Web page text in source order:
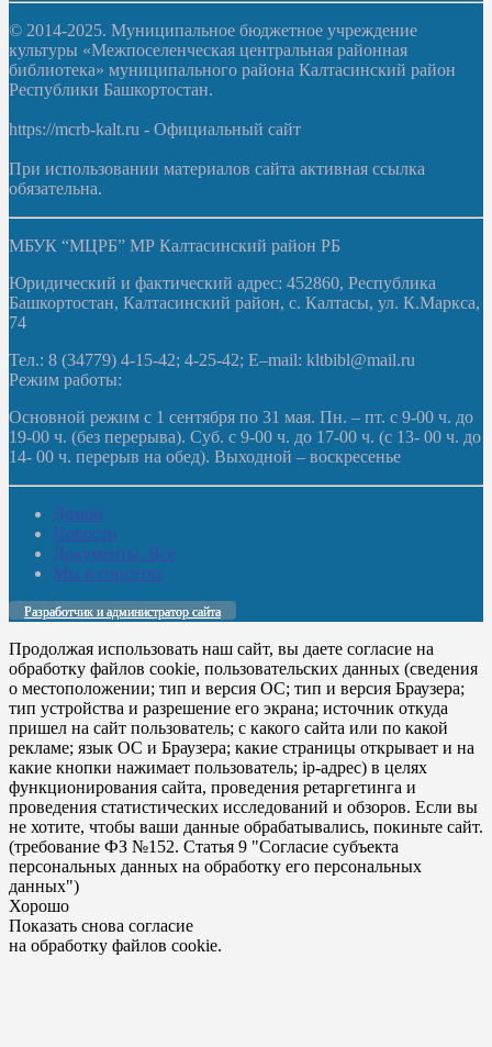
© 2014-2025. Муниципальное бюджетное учреждение
культуры «Межпоселенческая центральная районная
библиотека» муниципального района Калтасинский район
Республики Башкортостан.
https://mcrb-kalt.ru - Официальный сайт
При использовании материалов сайта активная ссылка
обязательна.
МБУК “МЦРБ” МР Калтасинский район РБ
Юридический и фактический адрес: 452860, Республика
Башкортостан, Калтасинский район, с. Калтасы, ул. К.Маркса,
74
Тел.: 8 (34779) 4-15-42; 4-25-42; E–mail: kltbibl@mail.ru
Режим работы:
Основной режим с 1 сентября по 31 мая. Пн. – пт. с 9-00 ч. до
19-00 ч. (без перерыва). Суб. с 9-00 ч. до 17-00 ч. (с 13- 00 ч. до
14- 00 ч. перерыв на обед). Выходной – воскресенье
Домой
Новости
Документы. Все
Мы в соцсетях
Разработчик и администратор сайта
Продолжая использовать наш сайт, вы даете согласие на
обработку файлов cookie, пользовательских данных (сведения
о местоположении; тип и версия ОС; тип и версия Браузера;
тип устройства и разрешение его экрана; источник откуда
пришел на сайт пользователь; с какого сайта или по какой
рекламе; язык ОС и Браузера; какие страницы открывает и на
какие кнопки нажимает пользователь; ip-адрес) в целях
функционирования сайта, проведения ретаргетинга и
проведения статистических исследований и обзоров. Если вы
не хотите, чтобы ваши данные обрабатывались, покиньте сайт.
(требование ФЗ №152. Статья 9 "Согласие субъекта
персональных данных на обработку его персональных
данных")
Хорошо
Показать снова согласие
на обработку файлов cookie.